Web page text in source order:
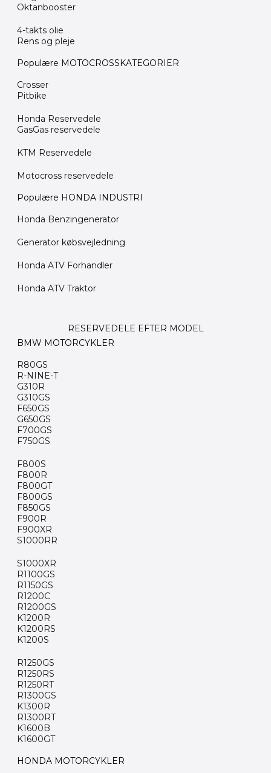
Oktanbooster
4-takts olie
Rens og pleje
Populære MOTOCROSSKATEGORIER
Crosser
Pitbike
Honda Reservedele
GasGas reservedele
KTM Reservedele
Motocross reservedele
Populære HONDA INDUSTRI
Honda Benzingenerator
Generator købsvejledning
Honda ATV Forhandler
Honda ATV Traktor
RESERVEDELE EFTER MODEL
BMW MOTORCYKLER
R80GS
R-NINE-T
G310R
G310GS
F650GS
G650GS
F700GS
F750GS
F800S
F800R
F800GT
F800GS
F850GS
F900R
F900XR
S1000RR
S1000XR
R1100GS
R1150GS
R1200C
R1200GS
K1200R
K1200RS
K1200S
R1250GS
R1250RS
R1250RT
R1300GS
K1300R
R1300RT
K1600B
K1600GT
HONDA MOTORCYKLER